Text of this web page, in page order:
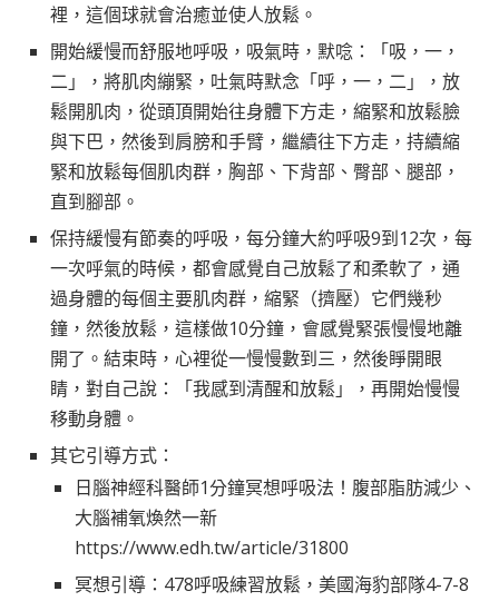
裡，這個球就會治癒並使人放鬆。
開始緩慢而舒服地呼吸，吸氣時，默唸：「吸，一，
二」，將肌肉繃緊，吐氣時默念「呼，一，二」，放
鬆開肌肉，從頭頂開始往身體下方走，縮緊和放鬆臉
與下巴，然後到肩膀和手臂，繼續往下方走，持續縮
緊和放鬆每個肌肉群，胸部、下背部、臀部、腿部，
直到腳部。
保持緩慢有節奏的呼吸，每分鐘大約呼吸9到12次，每
一次呼氣的時候，都會感覺自己放鬆了和柔軟了，通
過身體的每個主要肌肉群，縮緊（擠壓）它們幾秒
鐘，然後放鬆，這樣做10分鐘，會感覺緊張慢慢地離
開了。結束時，心裡從一慢慢數到三，然後睜開眼
睛，對自己說：「我感到清醒和放鬆」，再開始慢慢
移動身體。
其它引導方式：
日腦神經科醫師1分鐘冥想呼吸法！腹部脂肪減少、
大腦補氧煥然一新
https://www.edh.tw/article/31800
冥想引導：478呼吸練習放鬆，美國海豹部隊4-7-8